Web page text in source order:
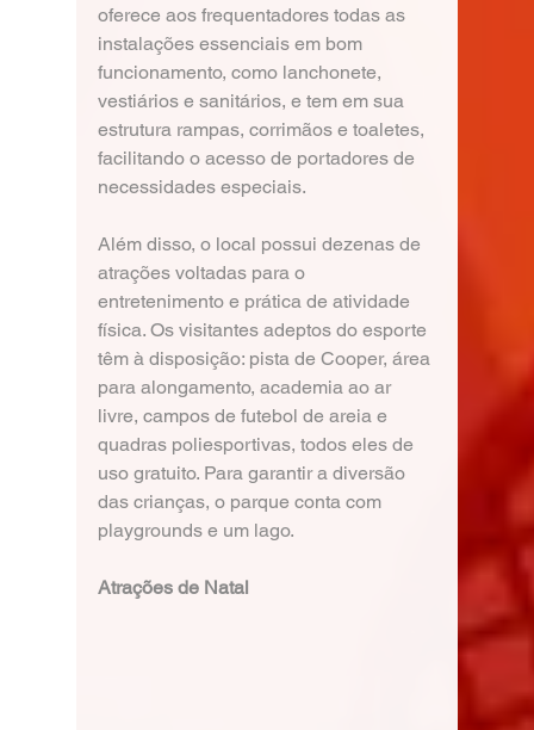
oferece aos frequentadores todas as
instalações essenciais em bom
funcionamento, como lanchonete,
vestiários e sanitários, e tem em sua
estrutura rampas, corrimãos e toaletes,
facilitando o acesso de portadores de
necessidades especiais.
Além disso, o local possui dezenas de
atrações voltadas para o
entretenimento e prática de atividade
física. Os visitantes adeptos do esporte
têm à disposição: pista de Cooper, área
para alongamento, academia ao ar
livre, campos de futebol de areia e
quadras poliesportivas, todos eles de
uso gratuito. Para garantir a diversão
das crianças, o parque conta com
playgrounds e um lago.
Atrações de Natal